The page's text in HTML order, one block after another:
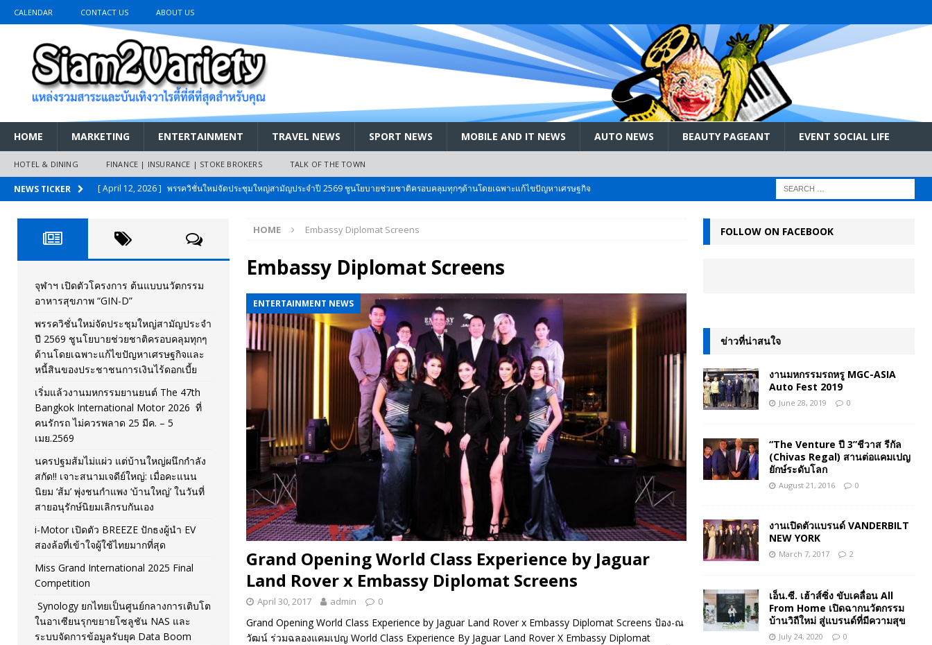
CALENDAR CONTACT US ABOUT US
HOME MARKETING ENTERTAINMENT TRAVEL NEWS SPORT NEWS MOBILE AND IT NEWS AUTO NEWS BEAUTY PAGEANT EVENT SOCIAL LIFE
HOTEL & DINING FINANCE | INSURANCE | STOKE BROKERS TALK OF THE TOWN
NEWS TICKER [ April 12, 2026 ] พรรควิชั่นใหม่จัดประชุมใหญ่สามัญประจำปี 2569 ชูนโยบายช่วยชาติครอบคลุมทุกๆด้านโดยเฉพาะแก้ไขปัญหาเศรษฐกิจ
[ March 26, 2026 ]
เริ่มแล้วงานมหกรรมยานยนต์ The 47th Bangkok International Motor 2026 ที่คนรักรถ ไม่ควรพลาด 25 มีค. – 5
เมย.2569
AUTO NEWS
[ February 10, 2026 ] นครปฐมส้มไม่แผ่ว แต่บ้านใหญ่ผนึกกำลัง สกัด!! เจาะสนามเจดีย์ใหญ่: เมื่อคะแนนนิยม ‘ส้ม’ พุ่งชนกำแพง ‘บ้านใหญ่’ ใน
วันที่สายอนุรักษ์นิยมเลิกรบกันเอง
PR NEWS
[ November 26, 2025 ] i-Motor เปิดตัว BREEZE ปักธงผู้นำ EV สองล้อที่เข้าใจผู้ใช้ไทยมากที่สุด
AUTO NEWS
[ April 30, 2026 ] จุฬาฯ เปิดตัวโครงการ ต้นแบบนวัตกรรมอาหารสุขภาพ “GIN-D” EVENT SOCIAL LIFE
HOME Embassy Diplomat Screens
Embassy Diplomat Screens
ENTERTAINMENT NEWS
Grand Opening World Class Experience by Jaguar
Land Rover x Embassy Diplomat Screens
April 30, 2017 admin 0
Grand Opening World Class Experience by Jaguar Land Rover x Embassy Diplomat Screens ป้อง-ณ
วัฒน์ ร่วมฉลองแคมเปญ World Class Experience By Jaguar Land Rover X Embassy Diplomat
จุฬาฯ เปิดตัวโครงการ ต้นแบบนวัตกรรม
อาหารสุขภาพ “GIN-D”
พรรควิชั่นใหม่จัดประชุมใหญ่สามัญประจำ
ปี 2569 ชูนโยบายช่วยชาติครอบคลุมทุกๆ
ด้านโดยเฉพาะแก้ไขปัญหาเศรษฐกิจและ
หนี้สินของประชาชนการเงินไร้ดอกเบี้ย
เริ่มแล้วงานมหกรรมยานยนต์ The 47th
Bangkok International Motor 2026 ที่
คนรักรถ ไม่ควรพลาด 25 มีค. – 5
เมย.2569
นครปฐมส้มไม่แผ่ว แต่บ้านใหญ่ผนึกกำลัง
สกัด!! เจาะสนามเจดีย์ใหญ่: เมื่อคะแนน
นิยม ‘ส้ม’ พุ่งชนกำแพง ‘บ้านใหญ่’ ในวันที่
สายอนุรักษ์นิยมเลิกรบกันเอง
i-Motor เปิดตัว BREEZE ปักธงผู้นำ EV
สองล้อที่เข้าใจผู้ใช้ไทยมากที่สุด
Miss Grand International 2025 Final
Competition
Synology ยกไทยเป็นศูนย์กลางการเติบโต
ในอาเซียนรุกขยายโซลูชัน NAS และ
ระบบจัดการข้อมูลรับยุค Data Boom
FOLLOW ON FACEBOOK
ข่าวที่น่าสนใจ
งานมหกรรมรถหรู MGC-ASIA
Auto Fest 2019
June 28, 2019 0
“The Venture ปี 3”ชีวาส รีกัล
(Chivas Regal) สานต่อแคมเปญ
ยักษ์ระดับโลก
August 21, 2016 0
งานเปิดตัวแบรนด์ VANDERBILT
NEW YORK
March 7, 2017 2
เอ็น.ซี. เฮ้าส์ซิ่ง ขับเคลื่อน All
From Home เปิดฉากนวัตกรรม
บ้านวิถีใหม่ สู่แบรนด์ที่มีความสุข
July 24, 2020 0